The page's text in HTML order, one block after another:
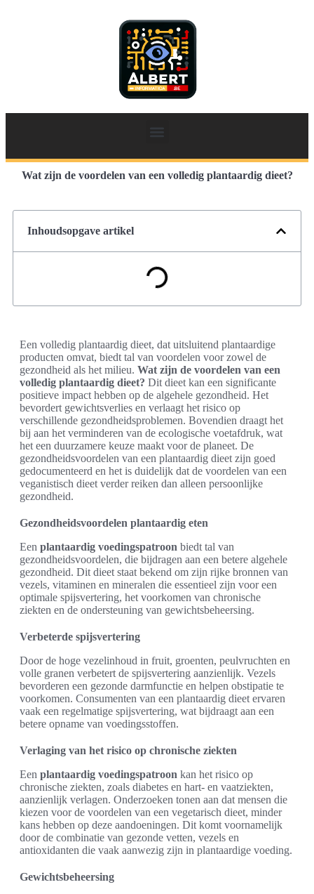
Wat zijn de voordelen van een volledig plantaardig dieet?
Inhoudsopgave artikel
Een volledig plantaardig dieet, dat uitsluitend plantaardige
producten omvat, biedt tal van voordelen voor zowel de
gezondheid als het milieu. Wat zijn de voordelen van een
volledig plantaardig dieet? Dit dieet kan een significante
positieve impact hebben op de algehele gezondheid. Het
bevordert gewichtsverlies en verlaagt het risico op
verschillende gezondheidsproblemen. Bovendien draagt het
bij aan het verminderen van de ecologische voetafdruk, wat
het een duurzamere keuze maakt voor de planeet. De
gezondheidsvoordelen van een plantaardig dieet zijn goed
gedocumenteerd en het is duidelijk dat de voordelen van een
veganistisch dieet verder reiken dan alleen persoonlijke
gezondheid.
Gezondheidsvoordelen plantaardig eten
Een plantaardig voedingspatroon biedt tal van
gezondheidsvoordelen, die bijdragen aan een betere algehele
gezondheid. Dit dieet staat bekend om zijn rijke bronnen van
vezels, vitaminen en mineralen die essentieel zijn voor een
optimale spijsvertering, het voorkomen van chronische
ziekten en de ondersteuning van gewichtsbeheersing.
Verbeterde spijsvertering
Door de hoge vezelinhoud in fruit, groenten, peulvruchten en
volle granen verbetert de spijsvertering aanzienlijk. Vezels
bevorderen een gezonde darmfunctie en helpen obstipatie te
voorkomen. Consumenten van een plantaardig dieet ervaren
vaak een regelmatige spijsvertering, wat bijdraagt aan een
betere opname van voedingsstoffen.
Verlaging van het risico op chronische ziekten
Een plantaardig voedingspatroon kan het risico op
chronische ziekten, zoals diabetes en hart- en vaatziekten,
aanzienlijk verlagen. Onderzoeken tonen aan dat mensen die
kiezen voor de voordelen van een vegetarisch dieet, minder
kans hebben op deze aandoeningen. Dit komt voornamelijk
door de combinatie van gezonde vetten, vezels en
antioxidanten die vaak aanwezig zijn in plantaardige voeding.
Gewichtsbeheersing